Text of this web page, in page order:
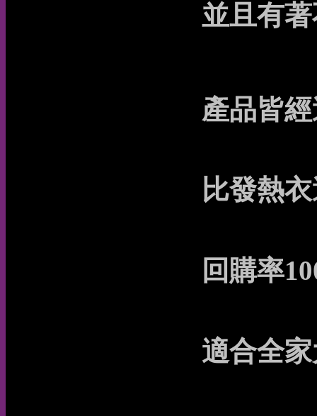
並且有
產品皆
比發熱
回購率
適合全